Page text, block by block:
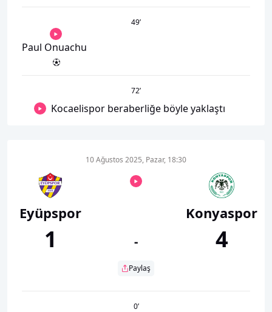
49’
Paul Onuachu
72’
Kocaelispor beraberliğe böyle yaklaştı
Eyüpspor
1
10 Ağustos 2025, Pazar, 18:30
-
Paylaş
Konyaspor
4
0’